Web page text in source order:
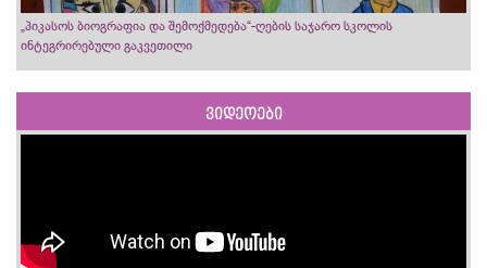
„პიკასოს ბიოგრაფია და შემოქმედება“-ღების საჯარო სკოლის
ინტეგრირებული გაკვეთილი
ვიდეოები